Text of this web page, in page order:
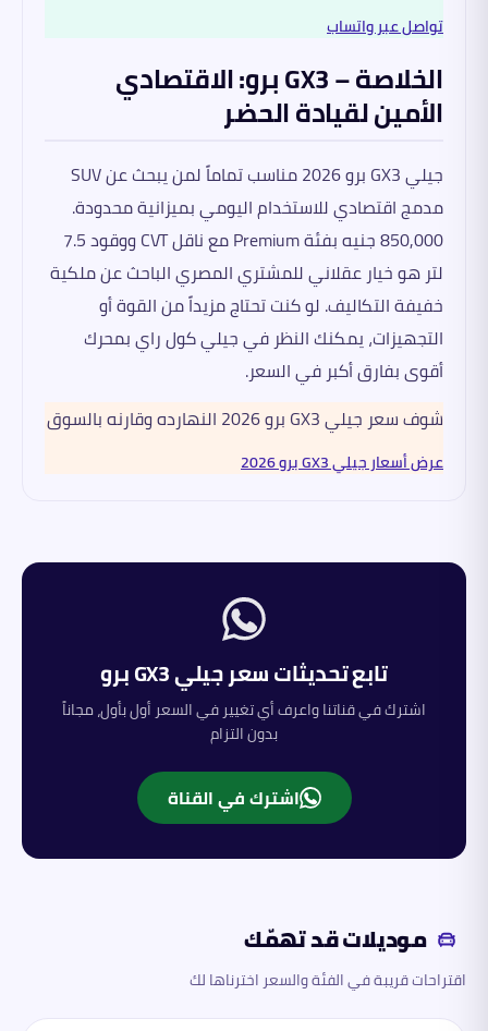
تواصل عبر واتساب
الخلاصة – GX3 برو: الاقتصادي
الأمين لقيادة الحضر
جيلي GX3 برو 2026 مناسب تماماً لمن يبحث عن SUV
مدمج اقتصادي للاستخدام اليومي بميزانية محدودة.
850,000 جنيه بفئة Premium مع ناقل CVT ووقود 7.5
لتر هو خيار عقلاني للمشتري المصري الباحث عن ملكية
خفيفة التكاليف. لو كنت تحتاج مزيداً من القوة أو
التجهيزات، يمكنك النظر في جيلي كول راي بمحرك
أقوى بفارق أكبر في السعر.
شوف سعر جيلي GX3 برو 2026 النهارده وقارنه بالسوق
عرض أسعار جيلي GX3 برو 2026
تابع تحديثات سعرجيليGX3 برو
اشترك في قناتنا واعرف أي تغيير في السعر أول بأول، مجاناً
بدون التزام
اشترك في القناة
موديلات قد تهمّك
اقتراحات قريبة في الفئة والسعر اخترناها لك